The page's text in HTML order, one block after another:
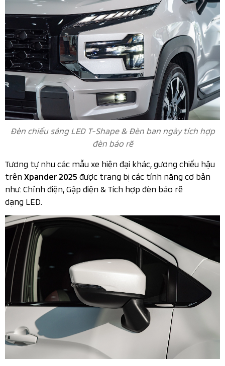
Đèn chiếu sáng LED T-Shape & Đèn ban ngày tích hợp
đèn báo rẽ
Tương tự như các mẫu xe hiện đại khác, gương chiếu hậu
trên Xpander 2025 được trang bị các tính năng cơ bản
như: Chỉnh điện, Gập điện & Tích hợp đèn báo rẽ
dạng LED.